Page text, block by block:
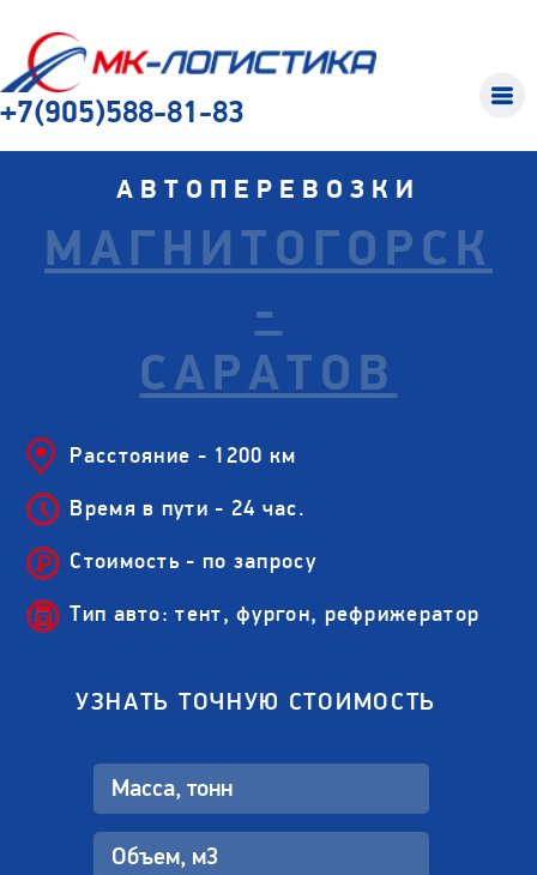
+7(905)588-81-83
АВТОПЕРЕВОЗКИ
МАГНИТОГОРСК
-
САРАТОВ
Расстояние - 1200 км
Время в пути - 24 час.
Стоимость - по запросу
Тип авто: тент, фургон, рефрижератор
УЗНАТЬ ТОЧНУЮ СТОИМОСТЬ